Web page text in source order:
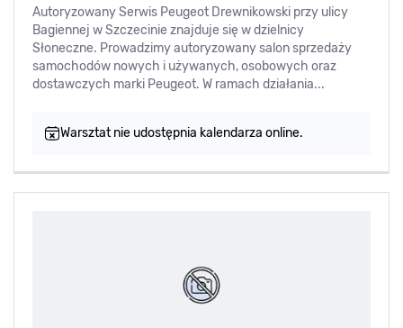
Autoryzowany Serwis Peugeot Drewnikowski przy ulicy
Bagiennej w Szczecinie znajduje się w dzielnicy
Słoneczne. Prowadzimy autoryzowany salon sprzedaży
samochodów nowych i używanych, osobowych oraz
dostawczych marki Peugeot. W ramach działania...
Warsztat nie udostępnia kalendarza online.